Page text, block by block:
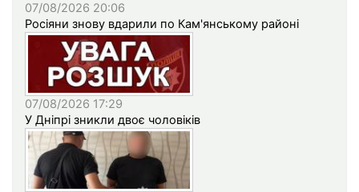
07/08/2026 20:06
Росіяни знову вдарили по Кам'янському районі
07/08/2026 17:29
У Дніпрі зникли двоє чоловіків